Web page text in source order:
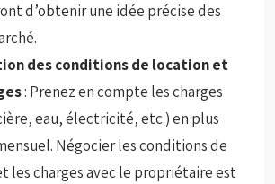
d’obtenir une idée précise des
des conditions de location et
: Prenez en compte les charges
eau, électricité, etc.) en plus
Négocier les conditions de
les charges avec le propriétaire est